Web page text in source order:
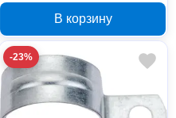
PR08.2529
В корзину
-23%